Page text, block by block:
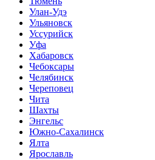
Улан-Удэ
Ульяновск
Уссурийск
Уфа
Хабаровск
Чебоксары
Челябинск
Череповец
Чита
Шахты
Энгельс
Южно-Сахалинск
Ялта
Ярославль